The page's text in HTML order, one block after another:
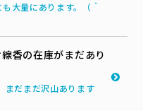
大量にあります。（＾
香の在庫がまだあり
だまだ沢山あります